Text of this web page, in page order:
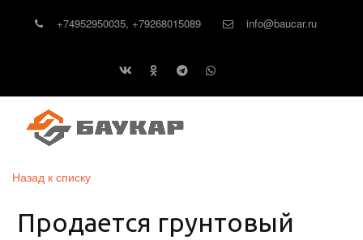
+74952950035, +79268015089 info@baucar.ru
Назад к списку
Продается грунтовый